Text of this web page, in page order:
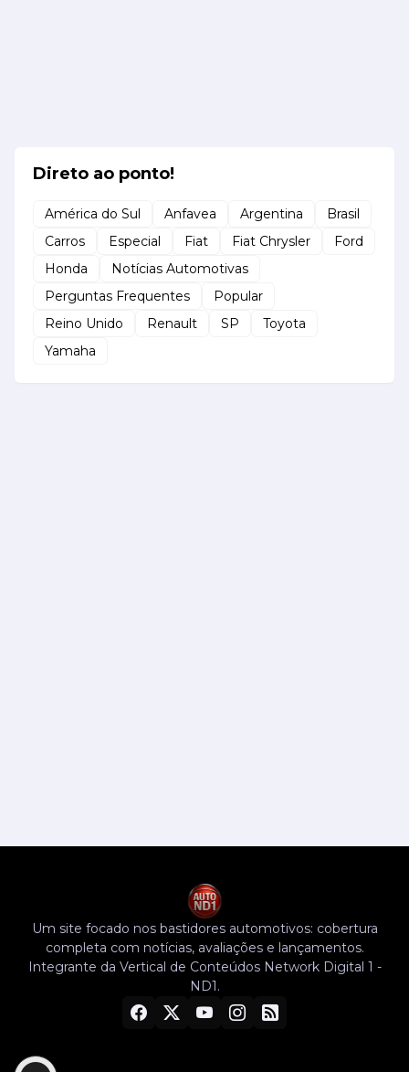
Direto ao ponto!
América do Sul Anfavea Argentina
Brasil
Carros
Especial Fiat Fiat Chrysler
Ford
Honda
Notícias Automotivas
Perguntas Frequentes
Popular
Reino Unido
Renault SP
Toyota
Yamaha
Um site focado nos bastidores automotivos: cobertura
completa com notícias, avaliações e lançamentos.
Integrante da Vertical de Conteúdos Network Digital 1 -
ND1.